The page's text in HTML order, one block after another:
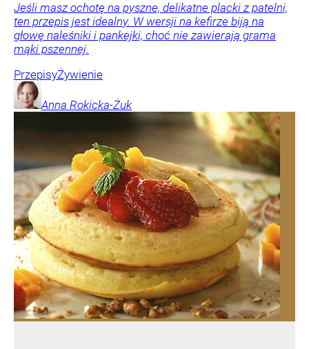
Jeśli masz ochotę na pyszne, delikatne placki z patelni,
ten przepis jest idealny. W wersji na kefirze biją na
głowę naleśniki i pankejki, choć nie zawierają grama
mąki pszennej.
PrzepisyŻywienie
Anna Rokicka-Żuk